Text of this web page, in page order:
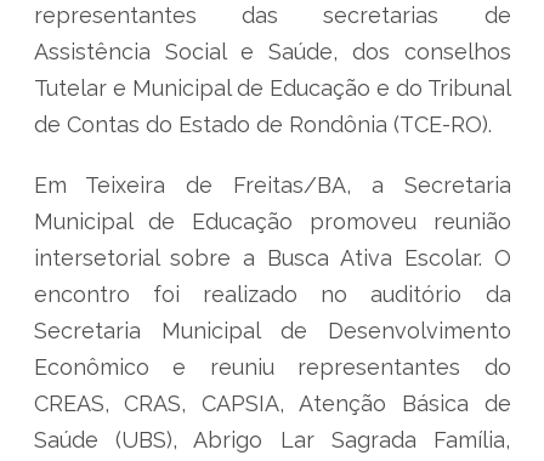
representantes das secretarias de
Assistência Social e Saúde, dos conselhos
Tutelar e Municipal de Educação e do Tribunal
de Contas do Estado de Rondônia (TCE-RO).
Em Teixeira de Freitas/BA, a Secretaria
Municipal de Educação promoveu reunião
intersetorial sobre a Busca Ativa Escolar. O
encontro foi realizado no auditório da
Secretaria Municipal de Desenvolvimento
Econômico e reuniu representantes do
CREAS, CRAS, CAPSIA, Atenção Básica de
Saúde (UBS), Abrigo Lar Sagrada Família,